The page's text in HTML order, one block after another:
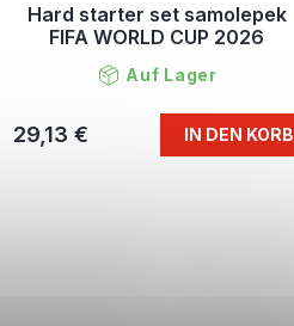
Hard starter set samolepek
FIFA WORLD CUP 2026
Auf Lager
29,13 € IN DEN KORB